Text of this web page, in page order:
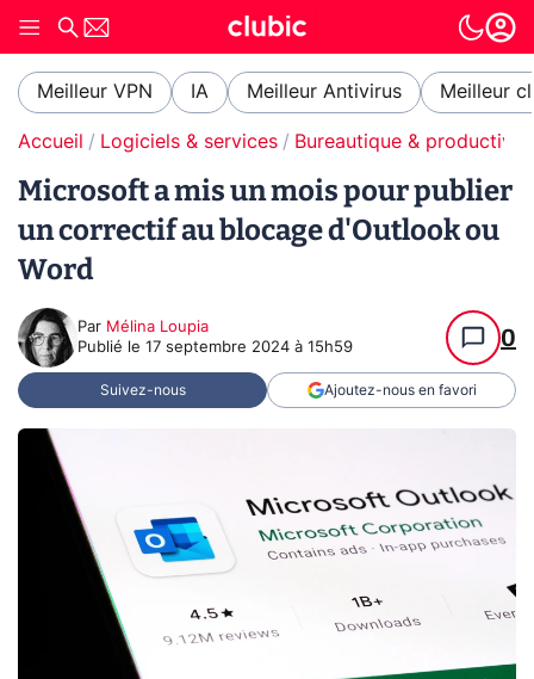
Meilleur VPN IA Meilleur Antivirus Meilleur
Accueil Logiciels & services Bureautique & productivité
Microsoft a mis un mois pour publier
un correctif au blocage d'Outlook ou
Word
Par Mélina Loupia
Publié le 17 septembre 2024 à 15h59 0
Suivez-nous Ajoutez-nous en favori